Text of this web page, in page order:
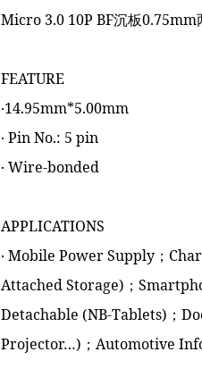
Micro 3.0 10P BF沉板
FEATURE
‧14.95mm*5.00mm
‧ Pin No.: 5 pin
‧ Wire-bonded
APPLICATIONS
‧ Mobile Power Supply；
Attached Storage)；
Detachable (NB-Tablets)；
Projector…)；Automotive